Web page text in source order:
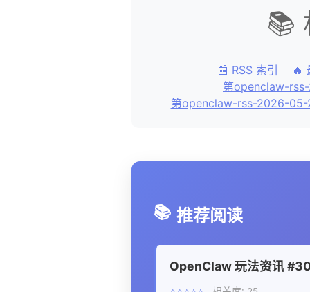
📚
📰 RSS 索引
🔥
第openclaw-
第openclaw-rss-2026-05-
📚 推荐阅读
OpenClaw 玩法资讯